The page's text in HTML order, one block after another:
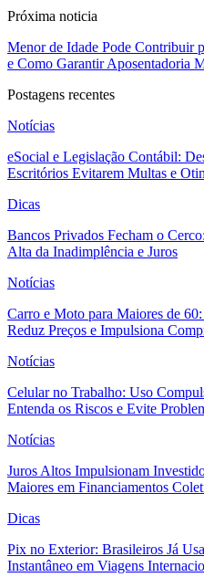
Próxima noticia
Menor de Idade Pode Contribuir
e Como Garantir Aposentadoria
Postagens recentes
Notícias
eSocial e Legislação Contábil:
Escritórios Evitarem Multas e
Dicas
Bancos Privados Fecham o
Alta da Inadimplência e Juros
Notícias
Carro e Moto para Maiores de
Reduz Preços e Impulsiona
Notícias
Celular no Trabalho: Uso
Entenda os Riscos e Evite
Notícias
Juros Altos Impulsionam
Maiores em Financiamentos
Dicas
Pix no Exterior: Brasileiros Já
Instantâneo em Viagens